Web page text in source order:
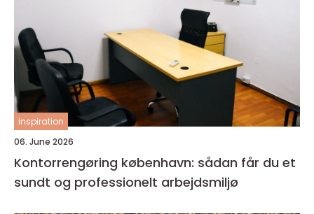
inspiration
06. June 2026
Kontorrengøring københavn: sådan får du et
sundt og professionelt arbejdsmiljø